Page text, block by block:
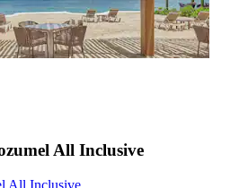
All Inclusive